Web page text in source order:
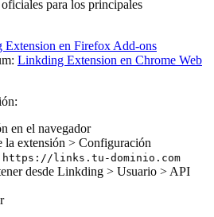
para los principales
Extension en Firefox Add-ons
: Linkding Extension en Chrome Web
en el navegador
la extensión > Configuración
https://links.tu-dominio.com
desde Linkding > Usuario > API